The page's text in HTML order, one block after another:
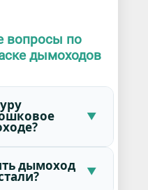
вопросы по
дымоходов
дымоход